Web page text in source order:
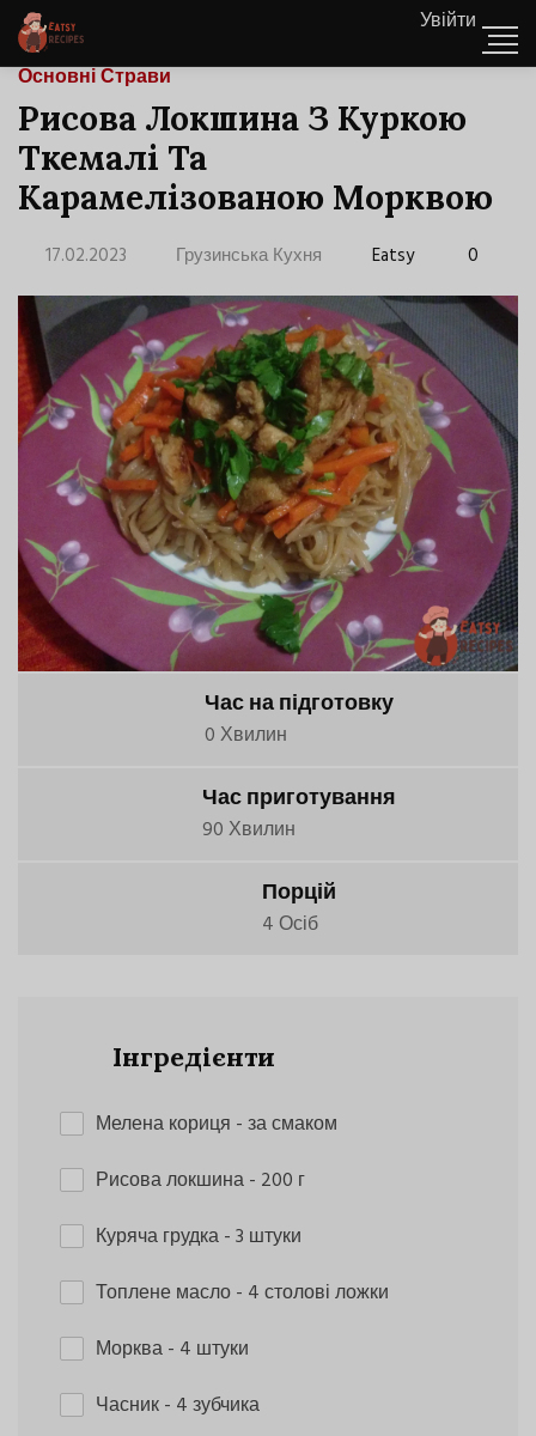
Увійти
Основні Страви
Рисова Локшина З Куркою
Ткемалі Та
Карамелізованою Морквою
17.02.2023 Грузинська Кухня Eatsy 0
Час на підготовку
0 Хвилин
Час приготування
90 Хвилин
Порцій
4 Осіб
Інгредієнти
Мелена кориця - за смаком
Рисова локшина- 200 г
Куряча грудка- 3 штуки
Топлене масло- 4 столові ложки
Морква- 4 штуки
Часник- 4 зубчика